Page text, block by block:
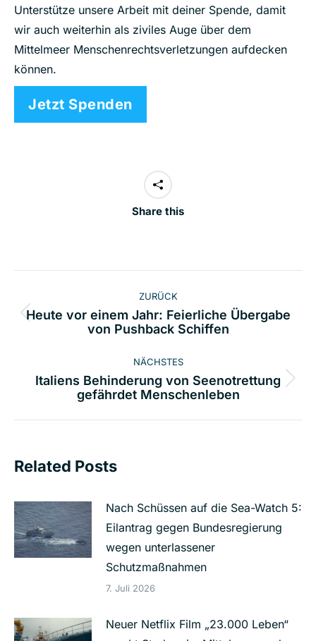
Unterstütze unsere Arbeit mit deiner Spende, damit
wir auch weiterhin als ziviles Auge über dem
Mittelmeer Menschenrechtsverletzungen aufdecken
können.
Jetzt Spenden
Share this
ZURÜCK
Vorheriger
Heute vor einem Jahr: Feierliche Übergabe
von Pushback Schiffen
NÄCHSTES
Nächster
Italiens Behinderung von Seenotrettung
gefährdet Menschenleben
Related Posts
Nach Schüssen auf die Sea-Watch 5:
Eilantrag gegen Bundesregierung
wegen unterlassener
Schutzmaßnahmen
7. Juli 2026
Neuer Netflix Film „23.000 Leben“